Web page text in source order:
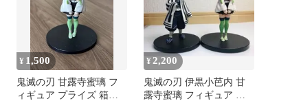
¥ 1,500
鬼滅の刃 甘露寺蜜璃 フ
ィギュア プライズ 箱な
¥ 2,200
鬼滅の刃 伊黒小芭内 甘
露寺蜜璃 フィギュア 絆